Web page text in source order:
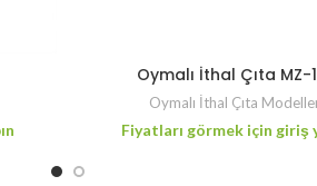
Oymalı İthal Çıta MZ-
Oymalı İthal Çıta